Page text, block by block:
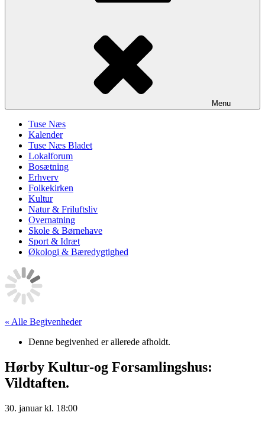
Menu
Tuse Næs
Kalender
Tuse Næs Bladet
Lokalforum
Bosætning
Erhverv
Folkekirken
Kultur
Natur & Friluftsliv
Overnatning
Skole & Børnehave
Sport & Idræt
Økologi & Bæredygtighed
« Alle Begivenheder
Denne begivenhed er allerede afholdt.
Hørby Kultur-og Forsamlingshus:
Vildtaften.
30. januarkl. 18:00